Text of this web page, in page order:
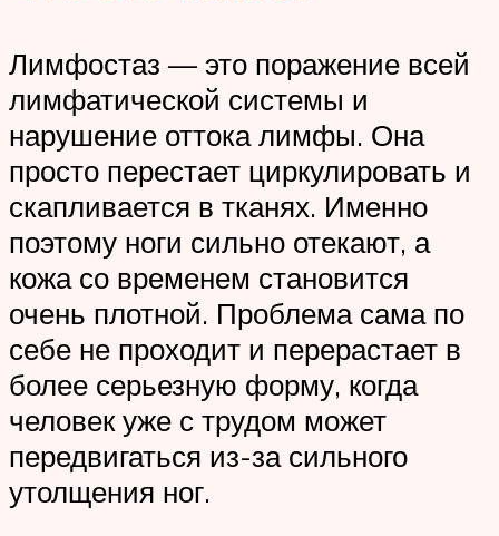
Лимфостаз — это поражение всей
лимфатической системы и
нарушение оттока лимфы. Она
просто перестает циркулировать и
скапливается в тканях. Именно
поэтому ноги сильно отекают, а
кожа со временем становится
очень плотной. Проблема сама по
себе не проходит и перерастает в
более серьезную форму, когда
человек уже с трудом может
передвигаться из-за сильного
утолщения ног.